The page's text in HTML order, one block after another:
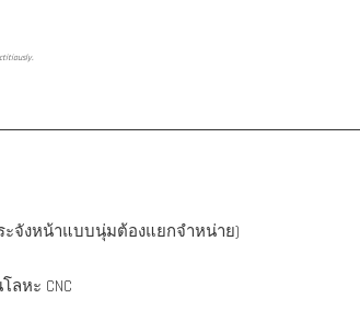
ะจังหน้าแบบนุ่มต้องแยกจำหน่าย)
หะ CNC